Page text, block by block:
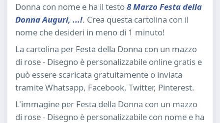
Donna con nome e ha il testo8 Marzo Festa della
Donna Auguri, ...!. Crea questa cartolina con il
nome che desideri in meno di 1 minuto!
La cartolina per Festa della Donna con un mazzo
di rose - Disegno è personalizzabile online gratis e
può essere scaricata gratuitamente o inviata
tramite Whatsapp, Facebook, Twitter, Pinterest.
L'immagine per Festa della Donna con un mazzo
di rose - Disegno è personalizzabile con nome e ha